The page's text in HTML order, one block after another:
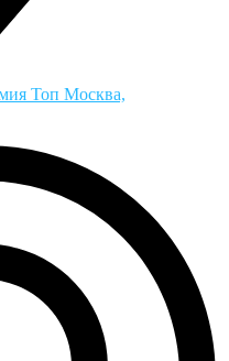
Toп Москва,